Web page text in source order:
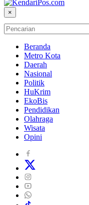
×
Beranda
Metro Kota
Daerah
Nasional
Politik
HuKrim
EkoBis
Pendidikan
Olahraga
Wisata
Opini